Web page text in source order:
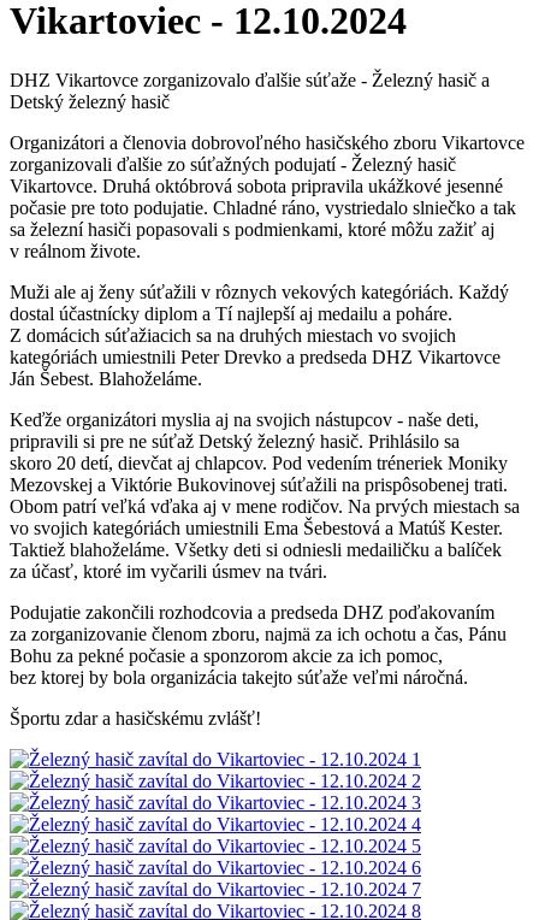
Vikartoviec - 12.10.2024
DHZ Vikartovce zorganizovalo ďalšie súťaže - Železný hasič a
Detský železný hasič
Organizátori a členovia dobrovoľného hasičského zboru Vikartovce
zorganizovali ďalšie zo súťažných podujatí - Železný hasič
Vikartovce. Druhá októbrová sobota pripravila ukážkové jesenné
počasie pre toto podujatie. Chladné ráno, vystriedalo slniečko a tak
sa železní hasiči popasovali s podmienkami, ktoré môžu zažiť aj
v reálnom živote.
Muži ale aj ženy súťažili v rôznych vekových kategóriách. Každý
dostal účastnícky diplom a Tí najlepší aj medailu a poháre.
Z domácich súťažiacich sa na druhých miestach vo svojich
kategóriách umiestnili Peter Drevko a predseda DHZ Vikartovce
Ján Šebest. Blahoželáme.
Keďže organizátori myslia aj na svojich nástupcov - naše deti,
pripravili si pre ne súťaž Detský železný hasič. Prihlásilo sa
skoro 20 detí, dievčat aj chlapcov. Pod vedením tréneriek Moniky
Mezovskej a Viktórie Bukovinovej súťažili na prispôsobenej trati.
Obom patrí veľká vďaka aj v mene rodičov. Na prvých miestach sa
vo svojich kategóriách umiestnili Ema Šebestová a Matúš Kester.
Taktiež blahoželáme. Všetky deti si odniesli medailičku a balíček
za účasť, ktoré im vyčarili úsmev na tvári.
Podujatie zakončili rozhodcovia a predseda DHZ poďakovaním
za zorganizovanie členom zboru, najmä za ich ochotu a čas, Pánu
Bohu za pekné počasie a sponzorom akcie za ich pomoc,
bez ktorej by bola organizácia takejto súťaže veľmi náročná.
Športu zdar a hasičskému zvlášť!